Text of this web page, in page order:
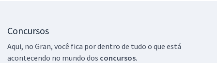
Concursos
Aqui, no Gran, você fica por dentro de tudo o que está
acontecendo no mundo dos concursos.